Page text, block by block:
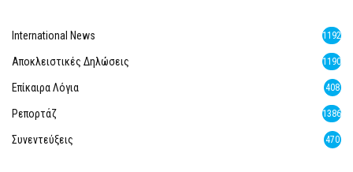
International News 1192
Αποκλειστικές Δηλώσεις 1190
Επίκαιρα Λόγια 408
Ρεπορτάζ 1386
Συνεντεύξεις 470